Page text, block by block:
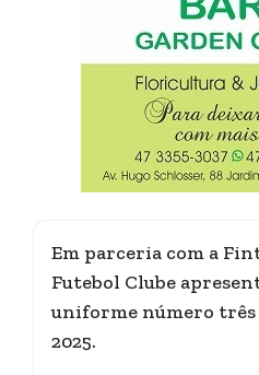
Em parceria com a
Futebol Clube
uniforme número três
2025.